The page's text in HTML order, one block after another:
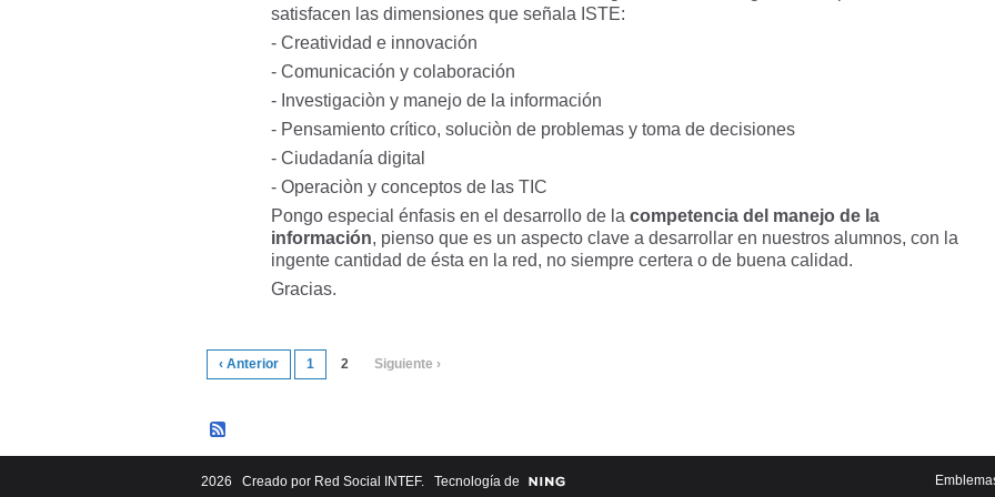
satisfacen las dimensiones que señala ISTE:
- Creatividad e innovación
- Comunicación y colaboración
- Investigaciòn y manejo de la información
- Pensamiento crítico, soluciòn de problemas y toma de decisiones
- Ciudadanía digital
- Operaciòn y conceptos de las TIC
Pongo especial énfasis en el desarrollo de la competencia del manejo de la
información, pienso que es un aspecto clave a desarrollar en nuestros alumnos, con la
ingente cantidad de ésta en la red, no siempre certera o de buena calidad.
Gracias.
‹ Anterior 1 2 Siguiente ›
2026 Creado por Red Social INTEF. Tecnología de